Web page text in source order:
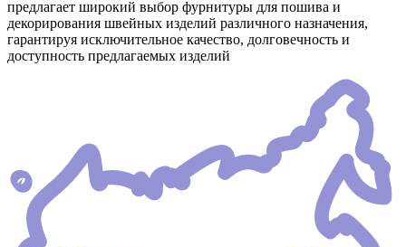
предлагает широкий выбор фурнитуры для пошива и
декорирования швейных изделий различного назначения,
гарантируя исключительное качество, долговечность и
доступность предлагаемых изделий